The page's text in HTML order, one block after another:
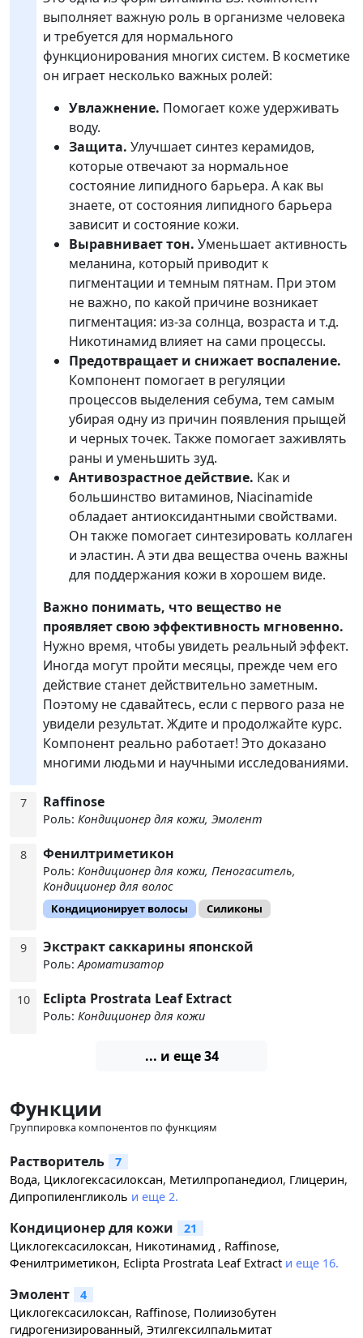
выполняет важную роль в организме человека
и требуется для нормального
функционирования многих систем. В косметике
он играет несколько важных ролей:
Увлажнение. Помогает коже удерживать
воду.
Защита. Улучшает синтез керамидов,
которые отвечают за нормальное
состояние липидного барьера. А как вы
знаете, от состояния липидного барьера
зависит и состояние кожи.
Выравнивает тон. Уменьшает активность
меланина, который приводит к
пигментации и темным пятнам. При этом
не важно, по какой причине возникает
пигментация: из-за солнца, возраста и т.д.
Никотинамид влияет на сами процессы.
Предотвращает и снижает воспаление.
Компонент помогает в регуляции
процессов выделения себума, тем самым
убирая одну из причин появления прыщей
и черных точек. Также помогает заживлять
раны и уменьшить зуд.
Антивозрастное действие. Как и
большинство витаминов, Niacinamide
обладает антиоксидантными свойствами.
Он также помогает синтезировать коллаген
и эластин. А эти два вещества очень важны
для поддержания кожи в хорошем виде.
Важно понимать, что вещество не
проявляет свою эффективность мгновенно.
Нужно время, чтобы увидеть реальный эффект.
Иногда могут пройти месяцы, прежде чем его
действие станет действительно заметным.
Поэтому не сдавайтесь, если с первого раза не
увидели результат. Ждите и продолжайте курс.
Компонент реально работает! Это доказано
многими людьми и научными исследованиями.
7 Raffinose
Роль: Кондиционер для кожи, Эмолент
8 Фенилтриметикон
Роль: Кондиционер для кожи, Пеногаситель,
Кондиционер для волос
Кондиционирует волосы Силиконы
9 Экстракт саккарины японской
Роль: Ароматизатор
10 Eclipta Prostrata Leaf Extract
Роль: Кондиционер для кожи
... и еще 34
Функции
Группировка компонентов по функциям
Растворитель
7
Вода, Циклогексасилоксан, Метилпропанедиол, Глицерин,
Дипропиленгликоль и еще 2.
Кондиционер для кожи
21
Циклогексасилоксан, Никотинамид , Raffinose,
Фенилтриметикон, Eclipta Prostrata Leaf Extract и еще 16.
Эмолент
4
Циклогексасилоксан, Raffinose, Полиизобутен
гидрогенизированный, Этилгексилпальмитат